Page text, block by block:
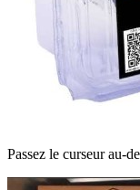
Passez le curseur au-